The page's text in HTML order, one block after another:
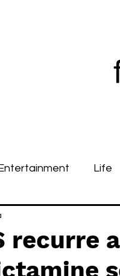
Life
recurre